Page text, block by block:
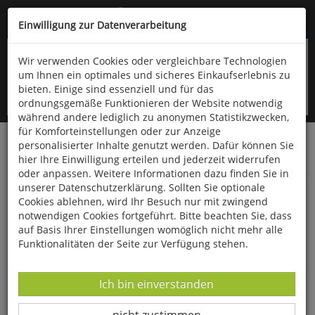
Kompletten Head der Seite überspringen
oder (06766) 9323-960
Startseite Schönes & Dekoratives
Uhren & Schmuck
Schmuck
Dzi-Stein
Einwilligung zur Datenverarbeitung
Wir verwenden Cookies oder vergleichbare Technologien
um Ihnen ein optimales und sicheres Einkaufserlebnis zu
bieten. Einige sind essenziell und für das
ordnungsgemäße Funktionieren der Website notwendig
während andere lediglich zu anonymen Statistikzwecken,
für Komforteinstellungen oder zur Anzeige
personalisierter Inhalte genutzt werden. Dafür können Sie
hier Ihre Einwilligung erteilen und jederzeit widerrufen
oder anpassen. Weitere Informationen dazu finden Sie in
unserer Datenschutzerklärung. Sollten Sie optionale
Cookies ablehnen, wird Ihr Besuch nur mit zwingend
notwendigen Cookies fortgeführt. Bitte beachten Sie, dass
auf Basis Ihrer Einstellungen womöglich nicht mehr alle
Funktionalitäten der Seite zur Verfügung stehen.
Datenverarbeitung -
Ich bin einverstanden